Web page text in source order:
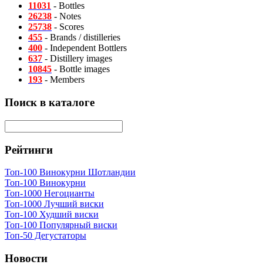
11031 - Bottles
26238 - Notes
25738 - Scores
455 - Brands / distilleries
400 - Independent Bottlers
637 - Distillery images
10845 - Bottle images
193 - Members
Поиск в каталоге
Рейтинги
Топ-100 Винокурни Шотландии
Топ-100 Винокурни
Топ-1000 Негоцианты
Топ-1000 Лучший виски
Топ-100 Худший виски
Топ-100 Популярный виски
Топ-50 Дегустаторы
Новости